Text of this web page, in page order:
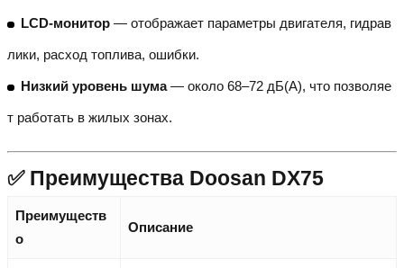
LCD-монитор — отображает параметры двигателя, гидрав
лики, расход топлива, ошибки.
Низкий уровень шума— около 68–72 дБ(A), что позволяе
т работать в жилых зонах.
✅ Преимущества Doosan DX75
Преимуществ
о
Описание